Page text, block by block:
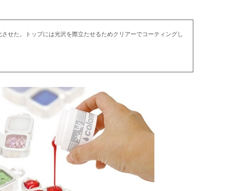
せた。トップには光沢を際立たせるためクリアーでコーティングし